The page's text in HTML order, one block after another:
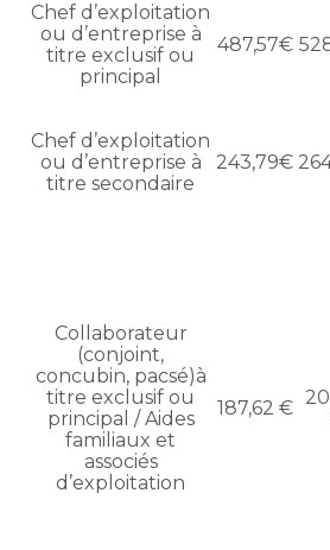
Chef d’exploitation
ou d’entreprise à
titre exclusif ou
principal
487,57€
Chef d’exploitation
ou d’entreprise à
titre secondaire
243,79€
Collaborateur
(conjoint,
concubin, pacsé)à
titre exclusif ou
principal / Aides
familiaux et
associés
d’exploitation
187,62 €